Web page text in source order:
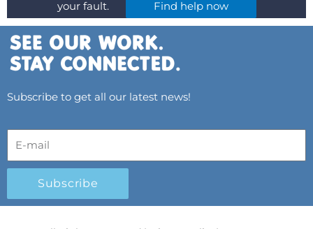
your fault. Find help now
Subscribe to get all our latest news!
Subscribe